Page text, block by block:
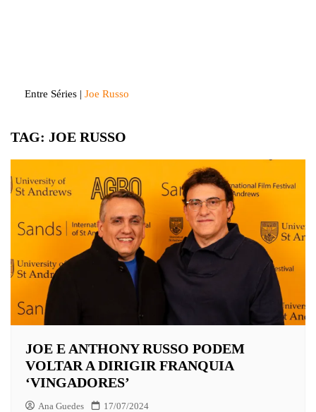
Entre Séries | Joe Russo
TAG: JOE RUSSO
JOE E ANTHONY RUSSO PODEM
VOLTAR A DIRIGIR FRANQUIA
‘VINGADORES’
Ana Guedes 17/07/2024